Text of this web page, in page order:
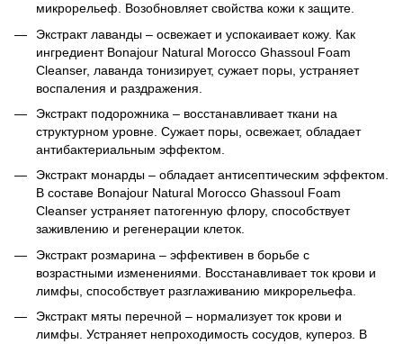
микрорельеф. Возобновляет свойства кожи к защите.
Экстракт лаванды – освежает и успокаивает кожу. Как
ингредиент Bonajour Natural Morocco Ghassoul Foam
Cleanser, лаванда тонизирует, сужает поры, устраняет
воспаления и раздражения.
Экстракт подорожника – восстанавливает ткани на
структурном уровне. Сужает поры, освежает, обладает
антибактериальным эффектом.
Экстракт монарды – обладает антисептическим эффектом.
В составе Bonajour Natural Morocco Ghassoul Foam
Cleanser устраняет патогенную флору, способствует
заживлению и регенерации клеток.
Экстракт розмарина – эффективен в борьбе с
возрастными изменениями. Восстанавливает ток крови и
лимфы, способствует разглаживанию микрорельефа.
Экстракт мяты перечной – нормализует ток крови и
лимфы. Устраняет непроходимость сосудов, купероз. В